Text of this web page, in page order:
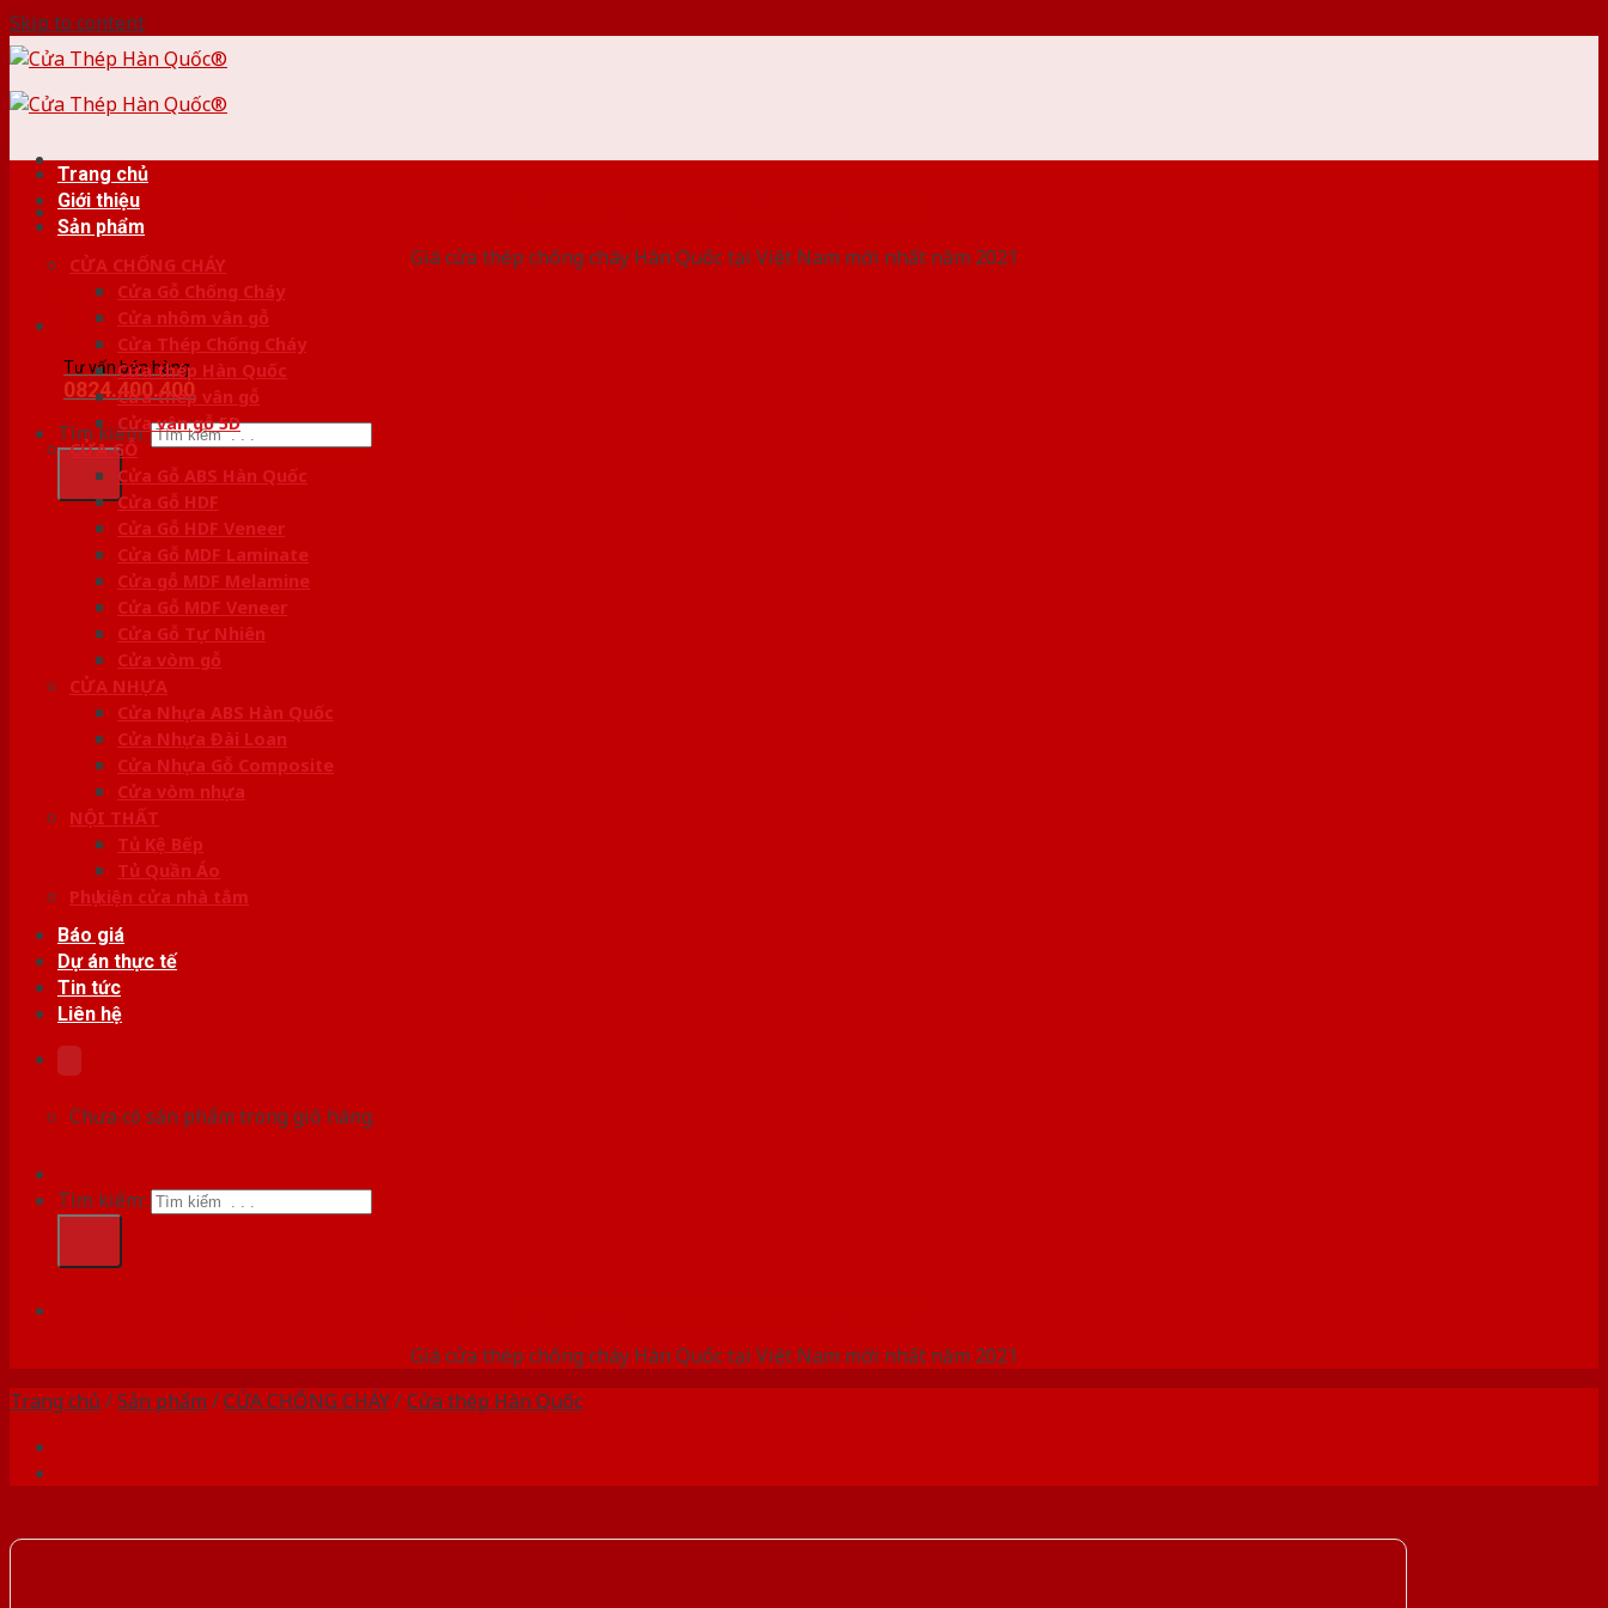
Skip to content
Giá cửa thép chống cháy Hàn Quốc tại Việt Nam mới nhất năm 2021
Tư vấn bán hàng
0824.400.400
Tìm kiếm:
Trang chủ
Giới thiệu
Sản phẩm
CỬA CHỐNG CHÁY
Cửa Gỗ Chống Cháy
Cửa nhôm vân gỗ
Cửa Thép Chống Cháy
Cửa thép Hàn Quốc
Cửa thép vân gỗ
Cửa vân gỗ 5D
CỬA GỖ
Cửa Gỗ ABS Hàn Quốc
Cửa Gỗ HDF
Cửa Gỗ HDF Veneer
Cửa Gỗ MDF Laminate
Cửa gỗ MDF Melamine
Cửa Gỗ MDF Veneer
Cửa Gỗ Tự Nhiên
Cửa vòm gỗ
CỬA NHỰA
Cửa Nhựa ABS Hàn Quốc
Cửa Nhựa Đài Loan
Cửa Nhựa Gỗ Composite
Cửa vòm nhựa
NỘI THẤT
Tủ Kệ Bếp
Tủ Quần Áo
Phụ kiện cửa nhà tắm
Báo giá
Dự án thực tế
Tin tức
Liên hệ
Chưa có sản phẩm trong giỏ hàng.
Tìm kiếm:
Giá cửa thép chống cháy Hàn Quốc tại Việt Nam mới nhất năm 2021
Trang chủ /Sản phẩm /CỬA CHỐNG CHÁY/Cửa thép Hàn Quốc